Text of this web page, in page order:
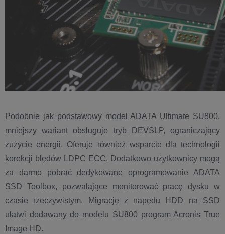
Podobnie jak podstawowy model ADATA Ultimate SU800,
mniejszy wariant obsługuje tryb DEVSLP, ograniczający
zużycie energii. Oferuje również wsparcie dla technologii
korekcji błędów LDPC ECC. Dodatkowo użytkownicy mogą
za darmo pobrać dedykowane oprogramowanie ADATA
SSD Toolbox, pozwalające monitorować pracę dysku w
czasie rzeczywistym. Migrację z napędu HDD na SSD
ułatwi dodawany do modelu SU800 program Acronis True
Image HD.